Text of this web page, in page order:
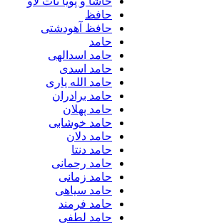
حافظ آهودشتی
حامد اسدالهی
حامد اسدی
حامد الله یاری
حامد برادران
حامد پهلان
حامد خوشابی
حامد دلان
حامد دنتا
حامد رحمانی
حامد زمانی
حامد سیاهی
حامد فرمند
حامد لطفی